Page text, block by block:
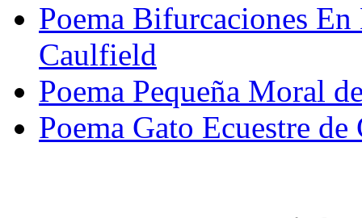
Poema Bifurcaciones
Caulfield
Poema Pequeña Moral
Poema Gato Ecuestre